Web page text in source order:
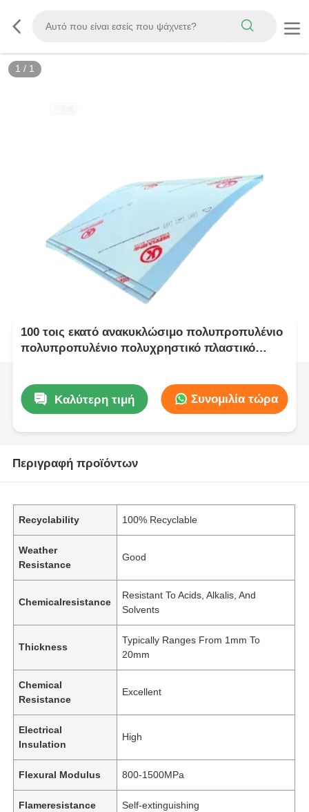
1 / 1
100 τοις εκατό ανακυκλώσιμο πολυπροπυλένιο
πολυπροπυλένιο πολυχρηστικό πλαστικό
Καλύτερη τιμή
Συνομιλία τώρα
Περιγραφή προϊόντων
Recyclability 100% Recyclable
Weather
Resistance
Good
Chemicalresistance
Resistant To Acids, Alkalis, And
Solvents
Thickness
Typically Ranges From 1mm To
20mm
Chemical
Resistance
Excellent
Electrical
Insulation
High
Flexural Modulus 800-1500MPa
Flameresistance Self-extinguishing